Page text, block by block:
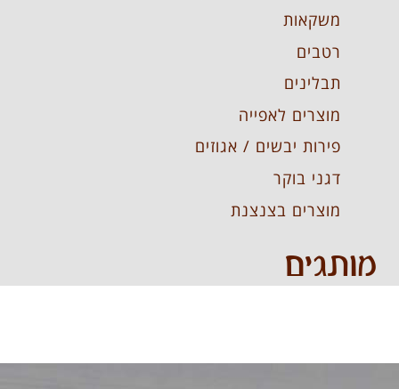
משקאות
רטבים
תבלינים
מוצרים לאפייה
פירות יבשים / אגוזים
דגני בוקר
מוצרים בצנצנת
מותגים